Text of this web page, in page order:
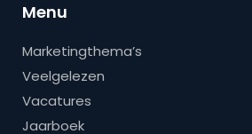
Menu
Marketingthema’s
Veelgelezen
Vacatures
Jaarboek